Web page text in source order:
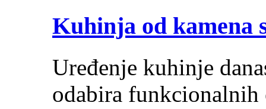
Kuhinja od kamena
Uređenje kuhinje
odabira funkcionalnih